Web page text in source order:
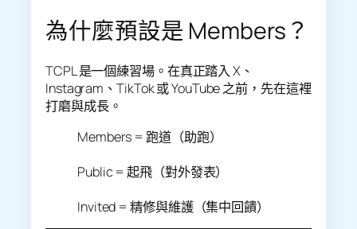
為什麼預設是 Members？
TCPL 是一個練習場。在真正踏入 X、
Instagram、TikTok 或 YouTube 之前，先在這裡
打磨與成長。
Members = 跑道（助跑）
Public = 起飛（對外發表）
Invited = 精修與維護（集中回饋）